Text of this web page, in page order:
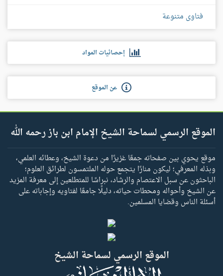
فتاوى متنوعة
إحصائيات المواد
عن الموقع
الموقع الرسمي لسماحة الشيخ الإمام ابن باز رحمه الله
موقع يحوي بين صفحاته جمعًا غزيرًا من دعوة الشيخ، وعطائه العلمي،
وبذله المعرفي؛ ليكون منارًا يتجمع حوله الملتمسون لطرائق العلوم؛
الباحثون عن سبل الاعتصام والرشاد، نبراسًا للمتطلعين إلى معرفة المزيد
عن الشيخ وأحواله ومحطات حياته، دليلًا جامعًا لفتاويه وإجاباته على
أسئلة الناس وقضايا المسلمين.
الموقع الرسمي لسماحة الشيخ